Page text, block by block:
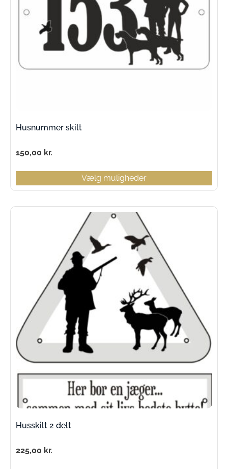
Husnummer skilt
150,00 kr.
Vælg muligheder
Husskilt 2 delt
225,00 kr.